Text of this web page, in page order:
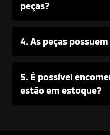
peças?
4. As peças
5. É possível
estão em estoque?